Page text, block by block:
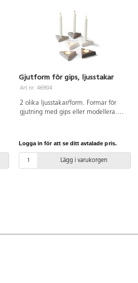
Gjutform för gips, ljusstakar
Art.nr: 46904
2 olika ljusstakar/form. Formar för
gjutning med gips eller modellera.
Logga in för att se ditt avtalade pris.
Lägg i varukorgen